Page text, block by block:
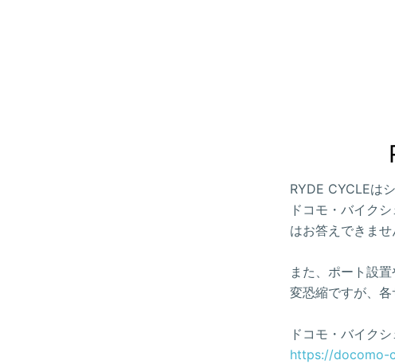
RYDE CYCLEは
ドコモ・バイク
はお答えできませ
また、ポート設
変恐縮ですが、各
ドコモ・バイクシ
https://docomo-